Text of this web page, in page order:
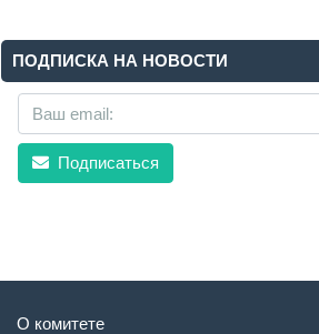
ПОДПИСКА НА НОВОСТИ
Подписаться
О комитете